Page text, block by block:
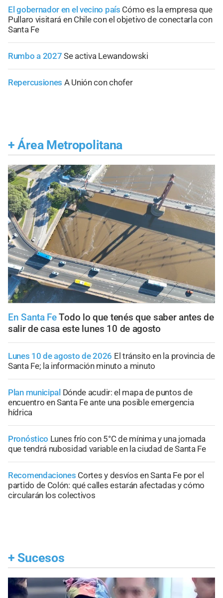
El gobernador en el vecino país Cómo es la empresa que
Pullaro visitará en Chile con el objetivo de conectarla con
Santa Fe
Rumbo a 2027 Se activa Lewandowski
Repercusiones A Unión con chofer
+ Área Metropolitana
En Santa FeTodo lo que tenés que saber antes de
salir de casa este lunes 10 de agosto
Lunes 10 de agosto de 2026 El tránsito en la provincia de
Santa Fe; la información minuto a minuto
Plan municipal Dónde acudir: el mapa de puntos de
encuentro en Santa Fe ante una posible emergencia
hídrica
Pronóstico Lunes frío con 5°C de mínima y una jornada
que tendrá nubosidad variable en la ciudad de Santa Fe
Recomendaciones Cortes y desvíos en Santa Fe por el
partido de Colón: qué calles estarán afectadas y cómo
circularán los colectivos
+ Sucesos